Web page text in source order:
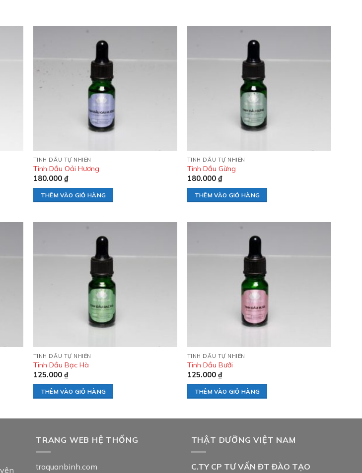
TINH DẦU TỰ NHIÊN
Tinh Dầu Oải Hương
180.000 ₫
THÊM VÀO GIỎ HÀNG
TINH DẦU TỰ NHIÊN
Tinh Dầu Gừng
180.000 ₫
THÊM VÀO GIỎ HÀNG
TINH DẦU TỰ NHIÊN
Tinh Dầu Bạc Hà
125.000 ₫
THÊM VÀO GIỎ HÀNG
TINH DẦU TỰ NHIÊN
Tinh Dầu Bưởi
125.000 ₫
THÊM VÀO GIỎ HÀNG
TRANG WEB HỆ THỐNG
traquanbinh.com
THẬT DƯỠNG VIỆT NAM
C.TY CP TƯ VẤN ĐT ĐÀO TẠO